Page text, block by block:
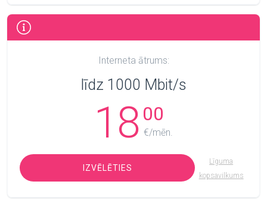
Interneta ātrums:
līdz 1000 Mbit/s
18 00
€/mēn.
IZVĒLĒTIES
Līguma
kopsavilkums